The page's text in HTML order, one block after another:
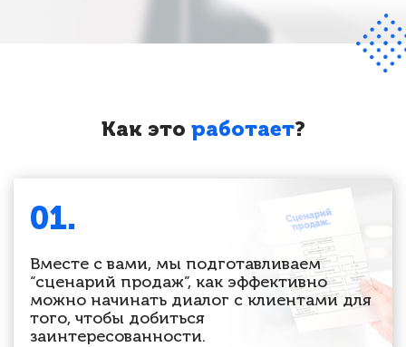
Как это работает?
01.
Вместе с вами, мы подготавливаем
“сценарий продаж”, как эффективно
можно начинать диалог с клиентами для
того, чтобы добиться
заинтересованности.